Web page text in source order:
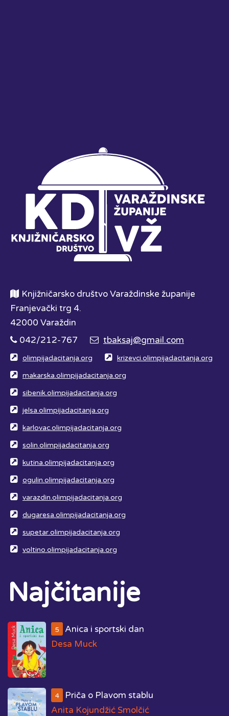
Knjižničarsko društvo Varaždinske županije
Franjevački trg 4.
42000 Varaždin
042/212-767
tbaksaj@gmail.com
olimpijadacitanja.org krizevci.olimpijadacitanja.org
makarska.olimpijadacitanja.org
sibenik.olimpijadacitanja.org
jelsa.olimpijadacitanja.org
karlovac.olimpijadacitanja.org
solin.olimpijadacitanja.org
kutina.olimpijadacitanja.org
ogulin.olimpijadacitanja.org
varazdin.olimpijadacitanja.org
dugaresa.olimpijadacitanja.org
supetar.olimpijadacitanja.org
voltino.olimpijadacitanja.org
Najčitanije
5
Anica i sportski dan
Desa Muck
4
Priča o Plavom stablu
Anita Kojundžić Smolčić